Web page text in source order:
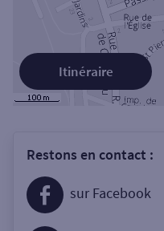
Itinéraire
Restons en contact :
sur Facebook